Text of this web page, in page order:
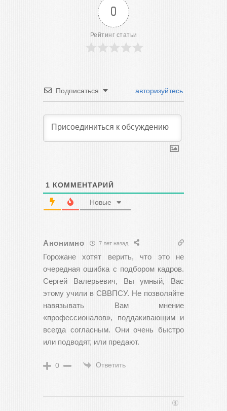
0
Рейтинг статьи
Подписаться авторизуйтесь
1 КОММЕНТАРИЙ
Новые
Анонимно 7 лет назад
Горожане хотят верить, что это не
очередная ошибка с подбором кадров.
Сергей Валерьевич, Вы умный, Вас
этому учили в СВВПСУ. Не позволяйте
навязывать Вам мнение
«профессионалов», поддакивающим и
всегда согласным. Они очень быстро
или подводят, или предают.
0 Ответить